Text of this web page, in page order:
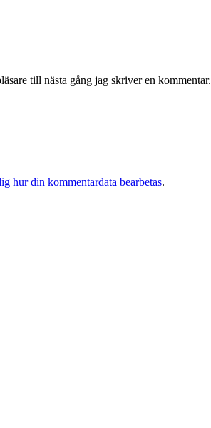
till nästa gång jag skriver en kommentar.
hur din kommentardata bearbetas.